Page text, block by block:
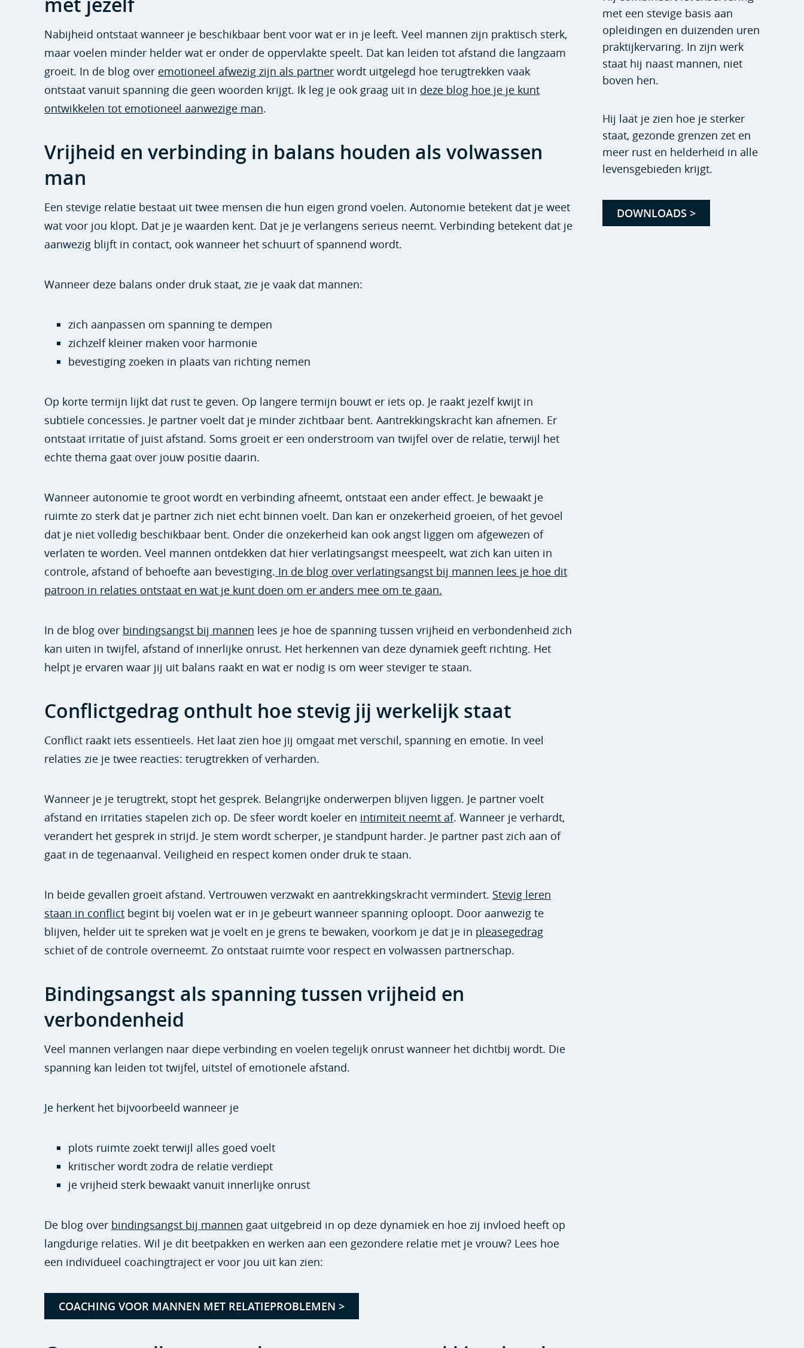
Nabijheid ontstaat wanneer je beschikbaar bent voor wat er in je leeft. Veel mannen zijn praktisch sterk,
maar voelen minder helder wat er onder de oppervlakte speelt. Dat kan leiden tot afstand die langzaam
groeit. In de blog over emotioneel afwezig zijn als partner wordt uitgelegd hoe terugtrekken vaak
ontstaat vanuit spanning die geen woorden krijgt. Ik leg je ook graag uit in deze blog hoe je je kunt
ontwikkelen tot emotioneel aanwezige man.
Vrijheid en verbinding in balans houden als volwassen
man
Een stevige relatie bestaat uit twee mensen die hun eigen grond voelen. Autonomie betekent dat je weet
wat voor jou klopt. Dat je je waarden kent. Dat je je verlangens serieus neemt. Verbinding betekent dat je
aanwezig blijft in contact, ook wanneer het schuurt of spannend wordt.
Wanneer deze balans onder druk staat, zie je vaak dat mannen:
zich aanpassen om spanning te dempen
zichzelf kleiner maken voor harmonie
bevestiging zoeken in plaats van richting nemen
Op korte termijn lijkt dat rust te geven. Op langere termijn bouwt er iets op. Je raakt jezelf kwijt in
subtiele concessies. Je partner voelt dat je minder zichtbaar bent. Aantrekkingskracht kan afnemen. Er
ontstaat irritatie of juist afstand. Soms groeit er een onderstroom van twijfel over de relatie, terwijl het
echte thema gaat over jouw positie daarin.
Wanneer autonomie te groot wordt en verbinding afneemt, ontstaat een ander effect. Je bewaakt je
ruimte zo sterk dat je partner zich niet echt binnen voelt. Dan kan er onzekerheid groeien, of het gevoel
dat je niet volledig beschikbaar bent. Onder die onzekerheid kan ook angst liggen om afgewezen of
verlaten te worden. Veel mannen ontdekken dat hier verlatingsangst meespeelt, wat zich kan uiten in
controle, afstand of behoefte aan bevestiging. In de blog over verlatingsangst bij mannen lees je hoe dit
patroon in relaties ontstaat en wat je kunt doen om er anders mee om te gaan.
In de blog over bindingsangst bij mannen lees je hoe de spanning tussen vrijheid en verbondenheid zich
kan uiten in twijfel, afstand of innerlijke onrust. Het herkennen van deze dynamiek geeft richting. Het
helpt je ervaren waar jij uit balans raakt en wat er nodig is om weer steviger te staan.
Conflictgedrag onthult hoe stevig jij werkelijk staat
Conflict raakt iets essentieels. Het laat zien hoe jij omgaat met verschil, spanning en emotie. In veel
relaties zie je twee reacties: terugtrekken of verharden.
Wanneer je je terugtrekt, stopt het gesprek. Belangrijke onderwerpen blijven liggen. Je partner voelt
afstand en irritaties stapelen zich op. De sfeer wordt koeler en intimiteit neemt af. Wanneer je verhardt,
verandert het gesprek in strijd. Je stem wordt scherper, je standpunt harder. Je partner past zich aan of
gaat in de tegenaanval. Veiligheid en respect komen onder druk te staan.
In beide gevallen groeit afstand. Vertrouwen verzwakt en aantrekkingskracht vermindert. Stevig leren
staan in conflict begint bij voelen wat er in je gebeurt wanneer spanning oploopt. Door aanwezig te
blijven, helder uit te spreken wat je voelt en je grens te bewaken, voorkom je dat je in pleasegedrag
schiet of de controle overneemt. Zo ontstaat ruimte voor respect en volwassen partnerschap.
Bindingsangst als spanning tussen vrijheid en
verbondenheid
Veel mannen verlangen naar diepe verbinding en voelen tegelijk onrust wanneer het dichtbij wordt. Die
spanning kan leiden tot twijfel, uitstel of emotionele afstand.
Je herkent het bijvoorbeeld wanneer je
plots ruimte zoekt terwijl alles goed voelt
kritischer wordt zodra de relatie verdiept
je vrijheid sterk bewaakt vanuit innerlijke onrust
De blog over bindingsangst bij mannen gaat uitgebreid in op deze dynamiek en hoe zij invloed heeft op
langdurige relaties. Wil je dit beetpakken en werken aan een gezondere relatie met je vrouw? Lees hoe
een individueel coachingtraject er voor jou uit kan zien:
COACHING VOOR MANNEN MET RELATIEPROBLEMEN >
met een stevige basis aan
opleidingen en duizenden uren
praktijkervaring. In zijn werk
staat hij naast mannen, niet
boven hen.
Hij laat je zien hoe je sterker
staat, gezonde grenzen zet en
meer rust en helderheid in alle
levensgebieden krijgt.
DOWNLOADS >